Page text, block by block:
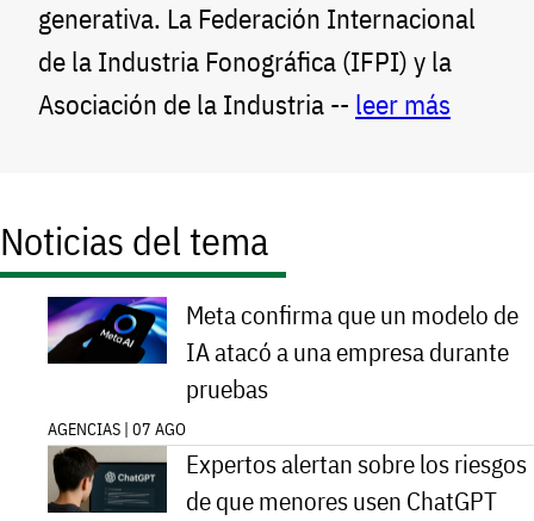
generativa. La Federación Internacional
de la Industria Fonográfica (IFPI) y la
Asociación de la Industria -- leer más
Noticias del tema
Meta confirma que un modelo de
IA atacó a una empresa durante
pruebas
AGENCIAS | 07 AGO
Expertos alertan sobre los riesgos
de que menores usen ChatGPT